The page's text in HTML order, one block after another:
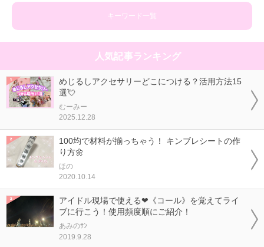
キーワード一覧
人気記事ランキング
めじるしアクセサリーどこにつける？活用方法15
選💘
むーみー
2025.12.28
100均で材料が揃っちゃう！ キンブレシートの作
り方🌼
ほの
2020.10.14
アイドル現場で使える❤《コール》を覚えてライ
ブに行こう！使用頻度順にご紹介！
あみのｻﾝ
2019.9.28